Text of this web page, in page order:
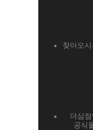
찾아오
더삼
공식